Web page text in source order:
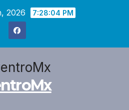
2026 7:28:05 PM